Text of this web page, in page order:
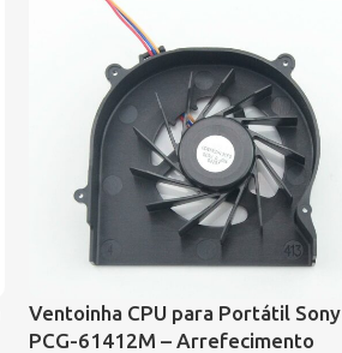
Ventoinha CPU para Portátil Sony
PCG-61412M – Arrefecimento